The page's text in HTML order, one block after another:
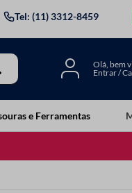
Tel: (11) 3312-8459
e Ferramentas